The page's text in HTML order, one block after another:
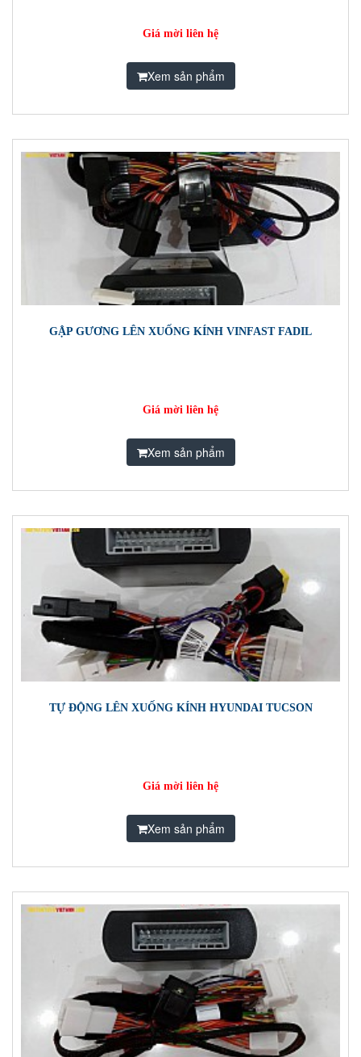
Giá mời liên hệ
Xem sản phẩm
GẬP GƯƠNG LÊN XUỐNG KÍNH VINFAST FADIL
Giá mời liên hệ
Xem sản phẩm
TỰ ĐỘNG LÊN XUỐNG KÍNH HYUNDAI TUCSON
Giá mời liên hệ
Xem sản phẩm